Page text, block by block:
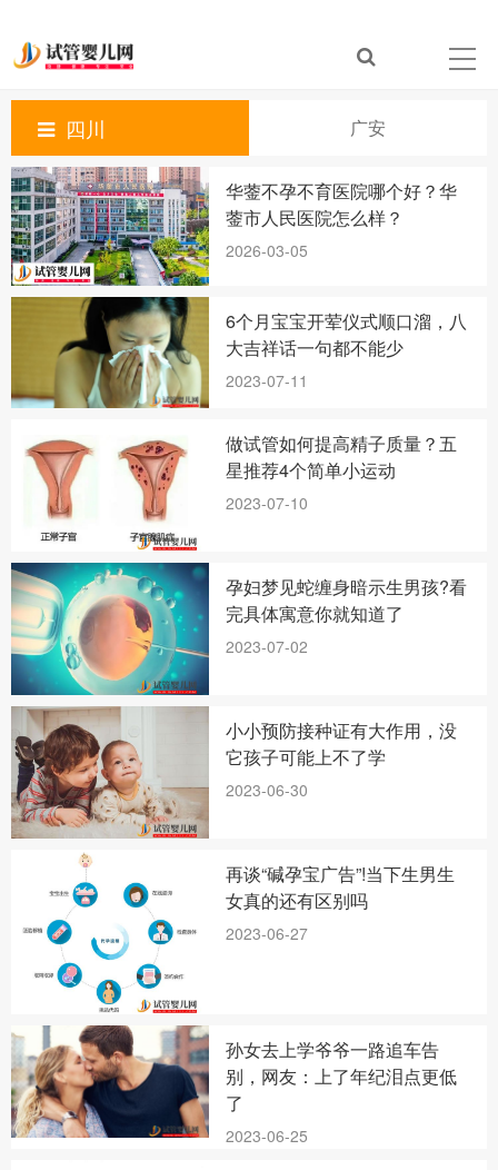
四川 广安
华蓥不孕不育医院哪个好？华
蓥市人民医院怎么样？
2026-03-05
6个月宝宝开荤仪式顺口溜，八
大吉祥话一句都不能少
2023-07-11
做试管如何提高精子质量？五
星推荐4个简单小运动
2023-07-10
孕妇梦见蛇缠身暗示生男孩?看
完具体寓意你就知道了
2023-07-02
小小预防接种证有大作用，没
它孩子可能上不了学
2023-06-30
再谈“碱孕宝广告”!当下生男生
女真的还有区别吗
2023-06-27
孙女去上学爷爷一路追车告
别，网友：上了年纪泪点更低
了
2023-06-25